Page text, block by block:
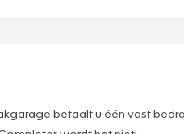
betaalt u één vast